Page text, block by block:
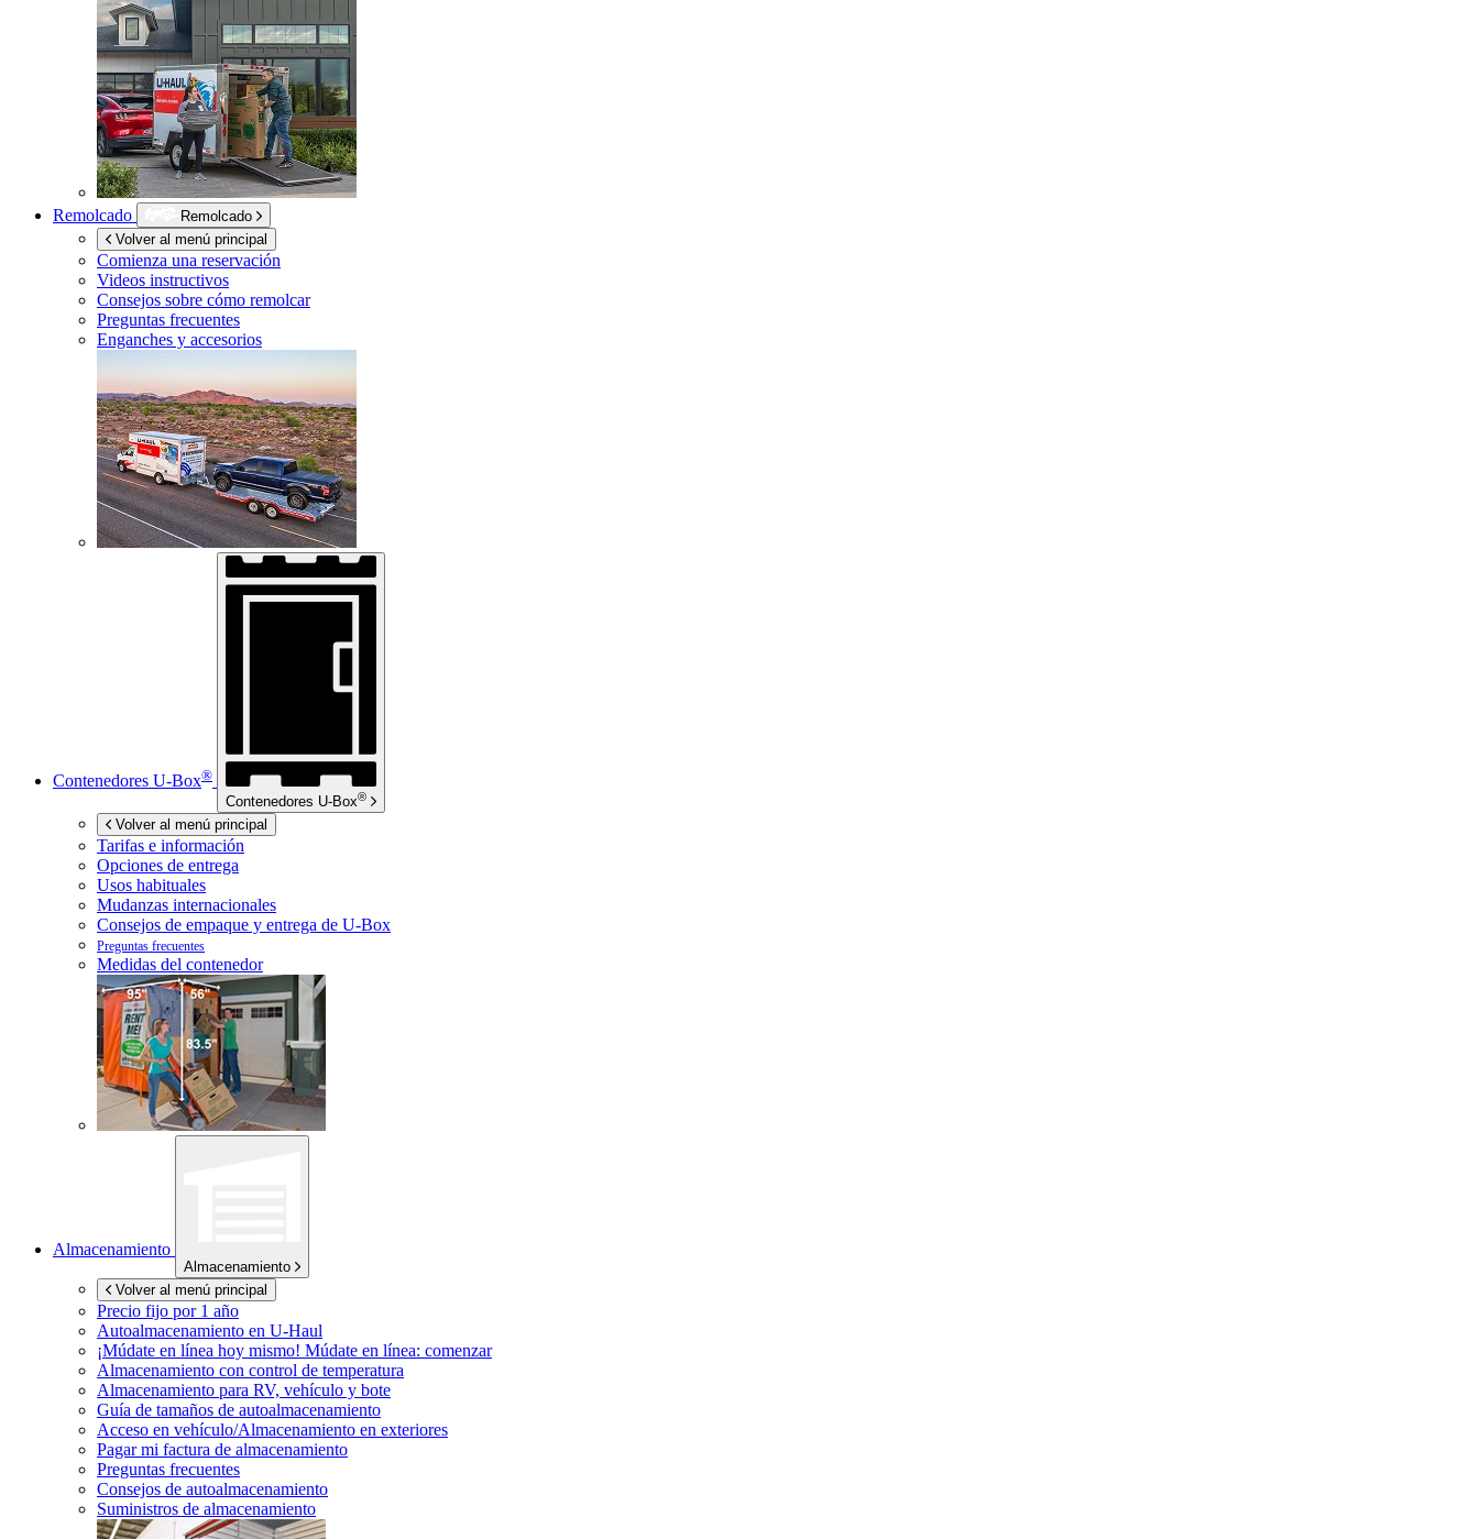
Remolcado
Remolcado
Volver al menú principal
Comienza una reservación
Videos instructivos
Consejos sobre cómo remolcar
Preguntas frecuentes
Enganches y accesorios
Contenedores U-Box®
Contenedores U-Box®
Volver al menú principal
Tarifas e información
Opciones de entrega
Usos habituales
Mudanzas internacionales
Consejos de empaque y entrega de U-Box
Preguntas frecuentes
Medidas del contenedor
Almacenamiento
Almacenamiento
Volver al menú principal
Precio fijo por 1 año
Autoalmacenamiento en U-Haul
¡Múdate en línea hoy mismo! Múdate en línea: comenzar
Almacenamiento con control de temperatura
Almacenamiento para RV, vehículo y bote
Guía de tamaños de autoalmacenamiento
Acceso en vehículo/Almacenamiento en exteriores
Pagar mi factura de almacenamiento
Preguntas frecuentes
Consejos de autoalmacenamiento
Suministros de almacenamiento